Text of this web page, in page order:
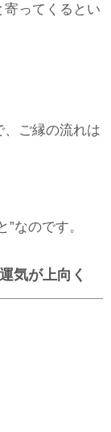
寄ってくるとい
、ご縁の流れは
なのです。
気が上向く